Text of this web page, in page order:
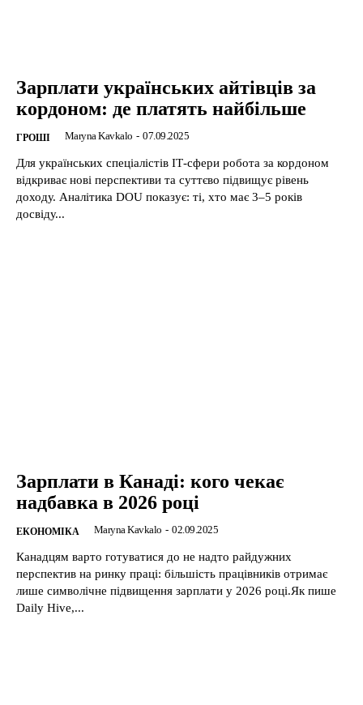
Зарплати українських айтівців за
кордоном: де платять найбільше
ГРОШІ Maryna Kavkalo - 07.09.2025
Для українських спеціалістів ІТ-сфери робота за кордоном
відкриває нові перспективи та суттєво підвищує рівень
доходу. Аналітика DOU показує: ті, хто має 3–5 років
досвіду...
Зарплати в Канаді: кого чекає
надбавка в 2026 році
ЕКОНОМІКА Maryna Kavkalo - 02.09.2025
Канадцям варто готуватися до не надто райдужних
перспектив на ринку праці: більшість працівників отримає
лише символічне підвищення зарплати у 2026 році.Як пише
Daіly Hive,...